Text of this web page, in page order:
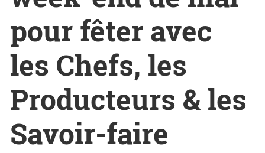
pour fêter avec
les Chefs, les
Producteurs & les
Savoir-faire